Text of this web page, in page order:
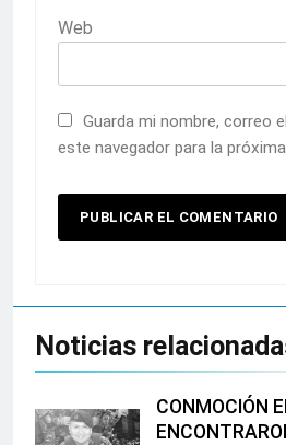
Web
Guarda mi nombre, correo
este navegador para la
Noticias
CONMOCIÓN